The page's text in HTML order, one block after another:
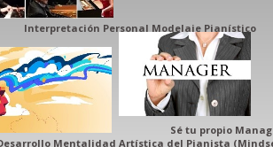
Interpretación Personal Modelaje Pianístico
Mentalidad Artística del Pianista
Sé tu propio